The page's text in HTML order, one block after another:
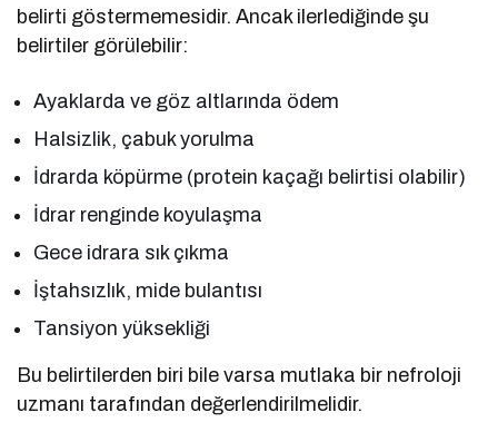
belirti göstermemesidir. Ancak ilerlediğinde şu
belirtiler görülebilir:
Ayaklarda ve göz altlarında ödem
Halsizlik, çabuk yorulma
İdrarda köpürme (protein kaçağı belirtisi olabilir)
İdrar renginde koyulaşma
Gece idrara sık çıkma
İştahsızlık, mide bulantısı
Tansiyon yüksekliği
Bu belirtilerden biri bile varsa mutlaka bir nefroloji
uzmanı tarafından değerlendirilmelidir.